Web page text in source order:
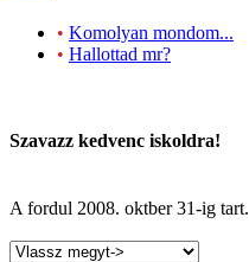
• Komolyan mondom...
• Hallottad mr?
Szavazz kedvenc iskoldra!
A fordul 2008. oktber 31-ig tart.